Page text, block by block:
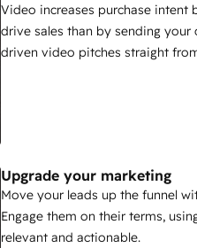
Video increases purchase intent
drive sales than by sending
driven video pitches straight
Upgrade your marketing
Move your leads up the funnel
Engage them on their terms,
relevant and actionable.